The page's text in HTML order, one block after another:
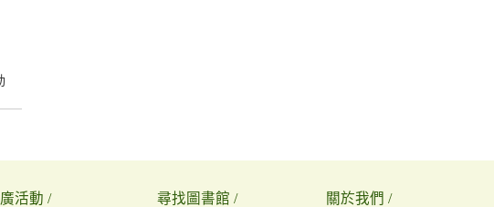
活動 / 尋找圖書館 / 關於我們 /